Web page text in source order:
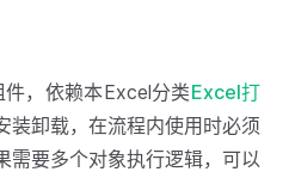
，依赖本Excel分类Excel打
装卸载，在流程内使用时必须
需要多个对象执行逻辑，可以